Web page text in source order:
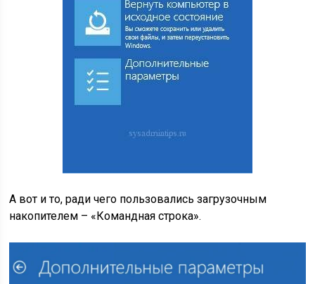
А вот и то, ради чего пользовались загрузочным
накопителем – «Командная строка».